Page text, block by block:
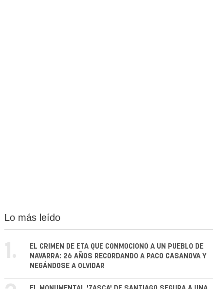
Lo más leído
1.
EL CRIMEN DE ETA QUE CONMOCIONÓ A UN PUEBLO DE
NAVARRA: 26 AÑOS RECORDANDO A PACO CASANOVA Y
NEGÁNDOSE A OLVIDAR